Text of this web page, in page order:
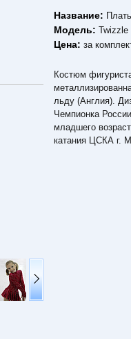
Название:
Модель:
Цена:за
Костюм
льду (Англия).
Чемпионка
младшего
катания ЦСКА г.